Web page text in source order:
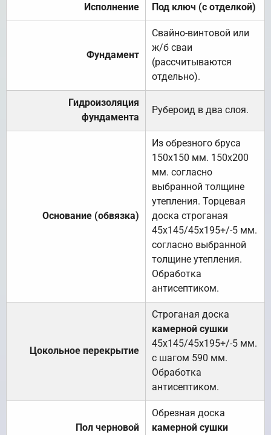
Исполнение Под ключ (с отделкой)
Фундамент
Свайно-винтовой или
ж/б сваи
(рассчитываются
отдельно).
Гидроизоляция
фундамента
Рубероид в два слоя.
Основание (обвязка)
Из обрезного бруса
150х150 мм. 150х200
мм. согласно
выбранной толщине
утепления. Торцевая
доска строганая
45х145/45х195+/-5 мм.
согласно выбранной
толщине утепления.
Обработка
антисептиком.
Цокольное перекрытие
Строганая доска
камерной сушки
45х145/45х195+/-5 мм.
с шагом 590 мм.
Обработка
антисептиком.
Пол черновой
Обрезная доска
камерной сушки